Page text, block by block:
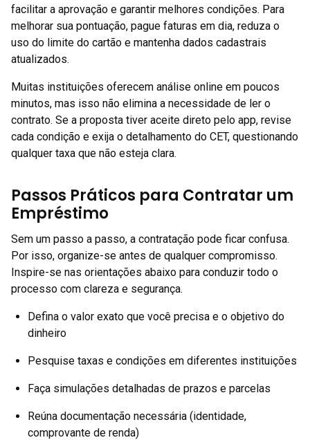
facilitar a aprovação e garantir melhores condições. Para
melhorar sua pontuação, pague faturas em dia, reduza o
uso do limite do cartão e mantenha dados cadastrais
atualizados.
Muitas instituições oferecem análise online em poucos
minutos, mas isso não elimina a necessidade de ler o
contrato. Se a proposta tiver aceite direto pelo app, revise
cada condição e exija o detalhamento do CET, questionando
qualquer taxa que não esteja clara.
Passos Práticos para Contratar um
Empréstimo
Sem um passo a passo, a contratação pode ficar confusa.
Por isso, organize-se antes de qualquer compromisso.
Inspire-se nas orientações abaixo para conduzir todo o
processo com clareza e segurança.
Defina o valor exato que você precisa e o objetivo do
dinheiro
Pesquise taxas e condições em diferentes instituições
Faça simulações detalhadas de prazos e parcelas
Reúna documentação necessária (identidade,
comprovante de renda)